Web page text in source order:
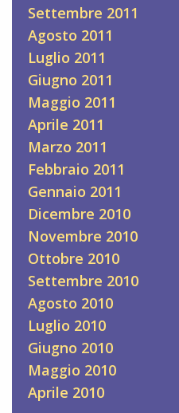
Settembre 2011
Agosto 2011
Luglio 2011
Giugno 2011
Maggio 2011
Aprile 2011
Marzo 2011
Febbraio 2011
Gennaio 2011
Dicembre 2010
Novembre 2010
Ottobre 2010
Settembre 2010
Agosto 2010
Luglio 2010
Giugno 2010
Maggio 2010
Aprile 2010